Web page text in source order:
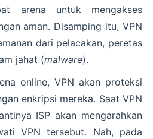
arena untuk mengakses
aman. Disamping itu, VPN
dari pelacakan, peretas
jahat (malware).
online, VPN akan proteksi
enkripsi mereka. Saat VPN
ISP akan mengarahkan
VPN tersebut. Nah, pada